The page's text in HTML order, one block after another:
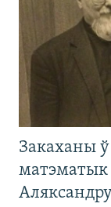
Закаханы
матэматык